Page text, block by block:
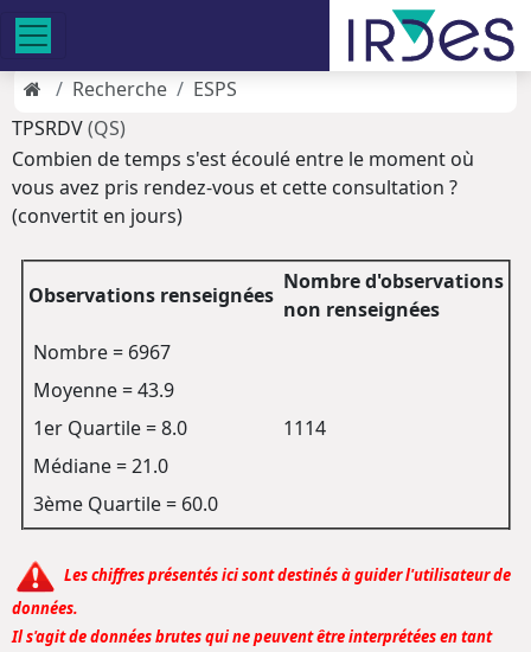
Recherche
ESPS
TPSRDV(QS)
Combien de temps s'est écoulé entre le moment où
vous avez pris rendez-vous et cette consultation ?
(convertit en jours)
Observations renseignées
Nombre d'observations
non renseignées
Nombre = 6967
Moyenne = 43.9
1er Quartile = 8.0
Médiane = 21.0
3ème Quartile = 60.0
1114
Les chiffres présentés ici sont destinés à guider l'utilisateur de
données.
Il s'agit de données brutes qui ne peuvent être interprétées en tant